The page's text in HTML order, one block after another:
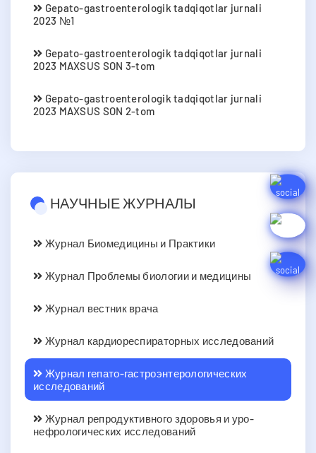
Gepato-gastroenterologik tadqiqotlar jurnali
2023 №1
Gepato-gastroenterologik tadqiqotlar jurnali
2023 MAXSUS SON 3-tom
Gepato-gastroenterologik tadqiqotlar jurnali
2023 MAXSUS SON 2-tom
НАУЧНЫЕ ЖУРНАЛЫ
Журнал Биомедицины и Практики
Журнал Проблемы биологии и медицины
Журнал вестник врача
Журнал кардиореспираторных исследований
Журнал гепато-гастроэнтерологических
исследований
Журнал репродуктивного здоровья и уро-
нефрологических исследований